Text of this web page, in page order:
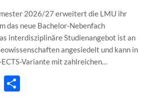
2026/27 erweitert die LMU ihr
das neue Bachelor-Nebenfach
interdisziplinäre Studienangebot ist an
angesiedelt und kann in
Variante mit zahlreichen…
Email